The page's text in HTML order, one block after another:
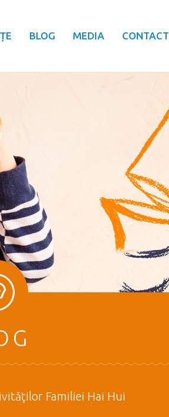
BLOG MEDIA CONTACT
Familiei Hai Hui